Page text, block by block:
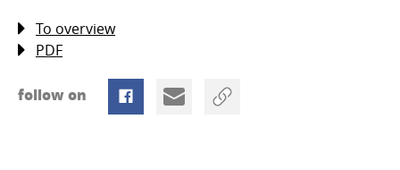
To overview
PDF
follow on